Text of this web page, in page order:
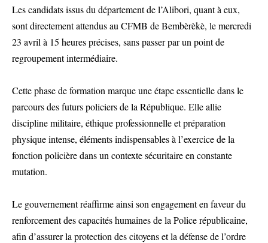
Les candidats issus du département de l’Alibori, quant à eux,
sont directement attendus au CFMB de Bembèrèkè, le mercredi
23 avril à 15 heures précises, sans passer par un point de
regroupement intermédiaire.
Cette phase de formation marque une étape essentielle dans le
parcours des futurs policiers de la République. Elle allie
discipline militaire, éthique professionnelle et préparation
physique intense, éléments indispensables à l’exercice de la
fonction policière dans un contexte sécuritaire en constante
mutation.
Le gouvernement réaffirme ainsi son engagement en faveur du
renforcement des capacités humaines de la Police républicaine,
afin d’assurer la protection des citoyens et la défense de l’ordre